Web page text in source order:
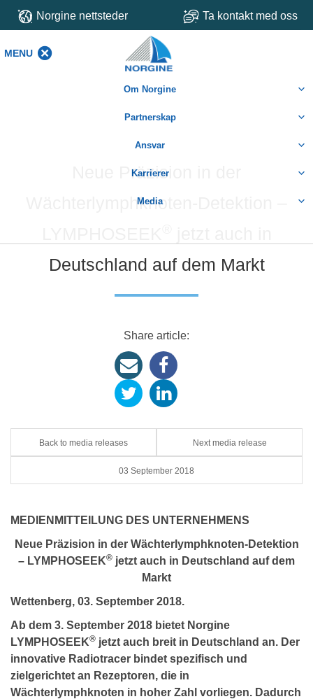
Norgine nettsteder Ta kontakt med oss
MENU
Om Norgine
Partnerskap
Ansvar
Karrierer
Media
Neue Präzision in der
Wächterlymphknoten-Detektion –
Deutschland auf dem Markt
Share article:
Back to media releases Next media release
03 September 2018
MEDIENMITTEILUNG DES UNTERNEHMENS
Neue Präzision in der Wächterlymphknoten-Detektion
– LYMPHOSEEK® jetzt auch in Deutschland auf dem
Markt
Wettenberg, 03. September 2018.
Ab dem 3. September 2018 bietet Norgine
LYMPHOSEEK® jetzt auch breit in Deutschland an. Der
innovative Radiotracer bindet spezifisch und
zielgerichtet an Rezeptoren, die in
Wächterlymphknoten in hoher Zahl vorliegen. Dadurch